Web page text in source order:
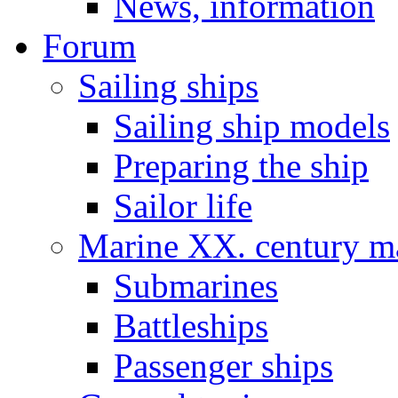
Forum
Sailing ships
Sailing ship models
Preparing the ship
Sailor life
Marine XX. century
Submarines
Battleships
Passenger ships